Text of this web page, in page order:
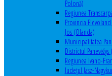
Polonă)
Regiunea
Provincia
Jos (Olanda)
Municipalitatea
Districtul
Regiunea Ivano-
Judeţul Jasz-